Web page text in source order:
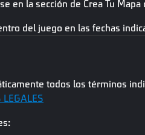
en la sección de Crea Tu
del juego en las fechas
todos los términos
LEGALES